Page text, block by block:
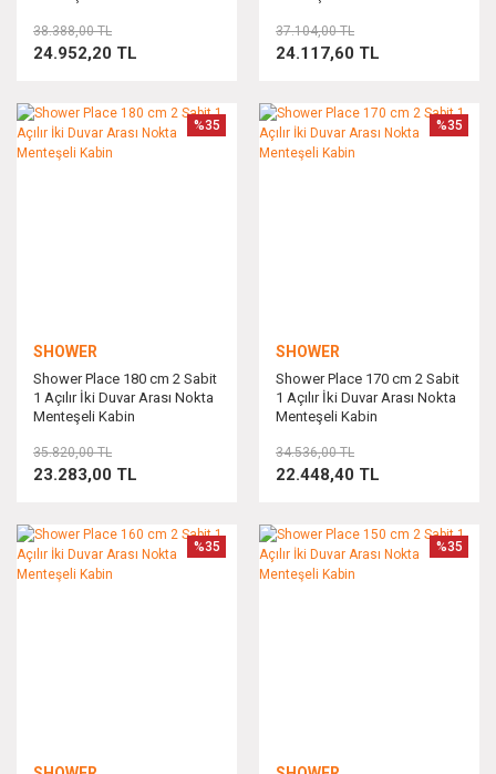
24.952,20 TL
38.388,00 TL
24.117,60 TL
37.104,00 TL
SHOWER
Shower Place 180 cm 2 Sabit
1 Açılır İki Duvar Arası Nokta
Menteşeli Kabin
%35
23.283,00 TL
35.820,00 TL
SHOWER
Shower Place 170 cm 2 Sabit
1 Açılır İki Duvar Arası Nokta
Menteşeli Kabin
%35
22.448,40 TL
34.536,00 TL
%35 %35